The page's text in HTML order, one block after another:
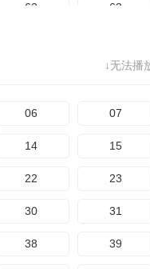
62 63
79
↓无法播
06 07
14 15
22 23
30 31
38 39